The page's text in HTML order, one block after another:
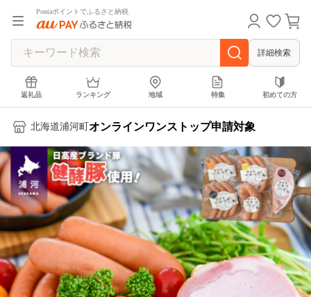
Pontaポイントでふるさと納税
詳細検索
返礼品 ランキング 地域 特集 初めての方
北海道浦河町 オンラインワンストップ申請対象